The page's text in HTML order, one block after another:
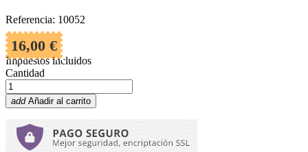
Referencia: 10052
16,00 €
Impuestos incluidos
Cantidad
add Añadir al carrito